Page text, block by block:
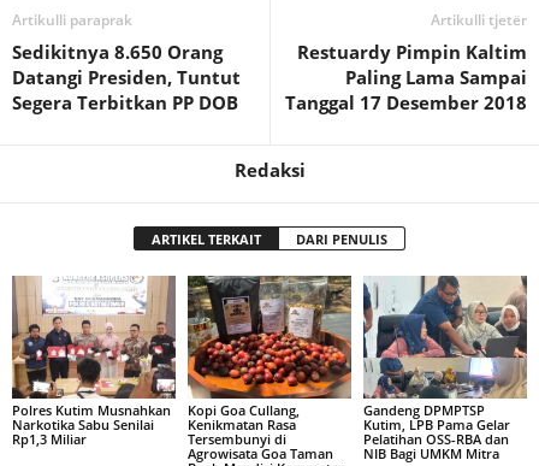
Artikulli paraprak
Sedikitnya 8.650 Orang
Datangi Presiden, Tuntut
Segera Terbitkan PP DOB
Artikulli tjetër
Restuardy Pimpin Kaltim
Paling Lama Sampai
Tanggal 17 Desember 2018
Redaksi
ARTIKEL TERKAIT DARI PENULIS
Polres Kutim Musnahkan
Narkotika Sabu Senilai
Rp1,3 Miliar
Kopi Goa Cullang,
Kenikmatan Rasa
Tersembunyi di
Agrowisata Goa Taman
Gandeng DPMPTSP
Kutim, LPB Pama Gelar
Pelatihan OSS-RBA dan
NIB Bagi UMKM Mitra